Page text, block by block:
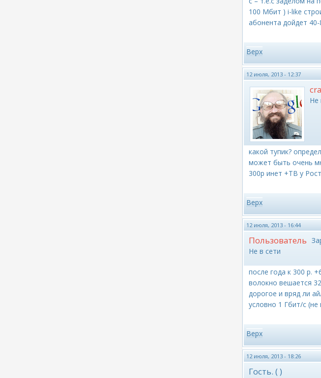
100 Мбит ) i-like
абонента дойдет
Верх
12 июля, 2013 - 12:37
Не
какой тупик?
может быть очень
300р инет +ТВ у
Верх
12 июля, 2013 - 16:44
Пользователь
Не в сети
после года к 300 р.
волокно вешается
дорогое и вряд ли
условно 1 Гбит/с
Верх
12 июля, 2013 - 18:26
Гость. ( )